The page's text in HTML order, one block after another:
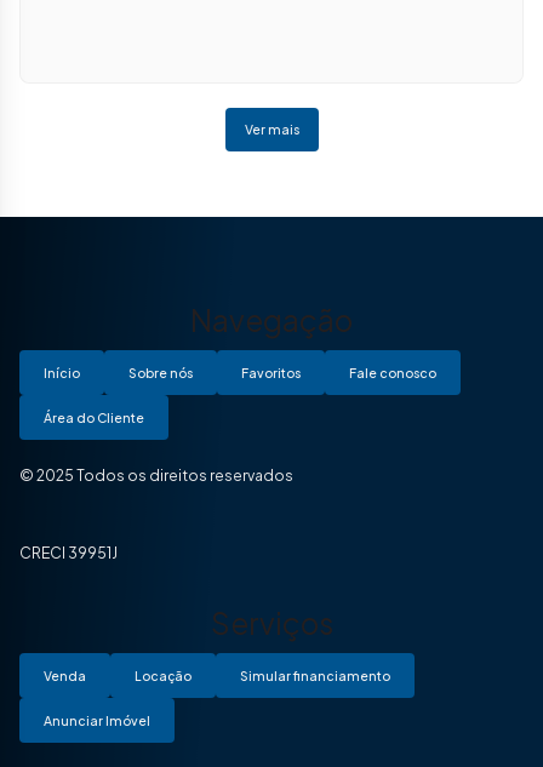
Navegação
Início Sobre nós Favoritos Fale conosco
Área do Cliente
© 2025 Todos os direitos reservados
CRECI 39951J
Serviços
Venda Locação Simular financiamento
Anunciar Imóvel